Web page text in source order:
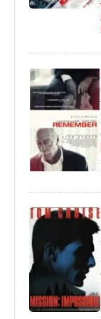
esinlenerek
dizide
2023 yılında
Christopher
Impossible
filmin
Henry
Hayley
Filmleri vw
2024 -
İkinci Bölüm
2023 -
Filmi)
2023 -